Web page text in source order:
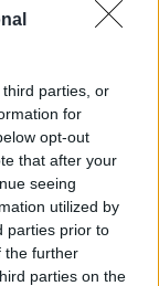
parties, or
for
opt-out
that after your
seeing
utilized by
parties prior to
the further
parties on the
Σε ποια
για την